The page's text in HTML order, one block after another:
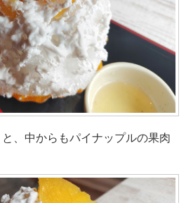
、中からもパイナップルの果肉